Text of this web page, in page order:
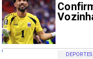
DEPORTES